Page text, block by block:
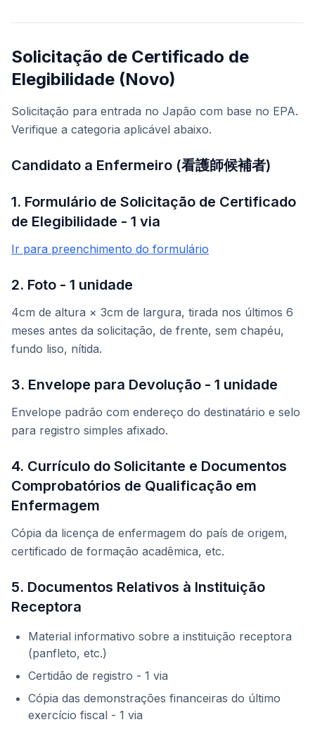
Solicitação de Certificado de
Elegibilidade (Novo)
Solicitação para entrada no Japão com base no EPA.
Verifique a categoria aplicável abaixo.
Candidato a Enfermeiro (看護師候補者)
1. Formulário de Solicitação de Certificado
de Elegibilidade - 1 via
Ir para preenchimento do formulário
2. Foto - 1 unidade
4cm de altura × 3cm de largura, tirada nos últimos 6
meses antes da solicitação, de frente, sem chapéu,
fundo liso, nítida.
3. Envelope para Devolução - 1 unidade
Envelope padrão com endereço do destinatário e selo
para registro simples afixado.
4. Currículo do Solicitante e Documentos
Comprobatórios de Qualificação em
Enfermagem
Cópia da licença de enfermagem do país de origem,
certificado de formação acadêmica, etc.
5. Documentos Relativos à Instituição
Receptora
Material informativo sobre a instituição receptora
(panfleto, etc.)
Certidão de registro - 1 via
Cópia das demonstrações financeiras do último
exercício fiscal - 1 via